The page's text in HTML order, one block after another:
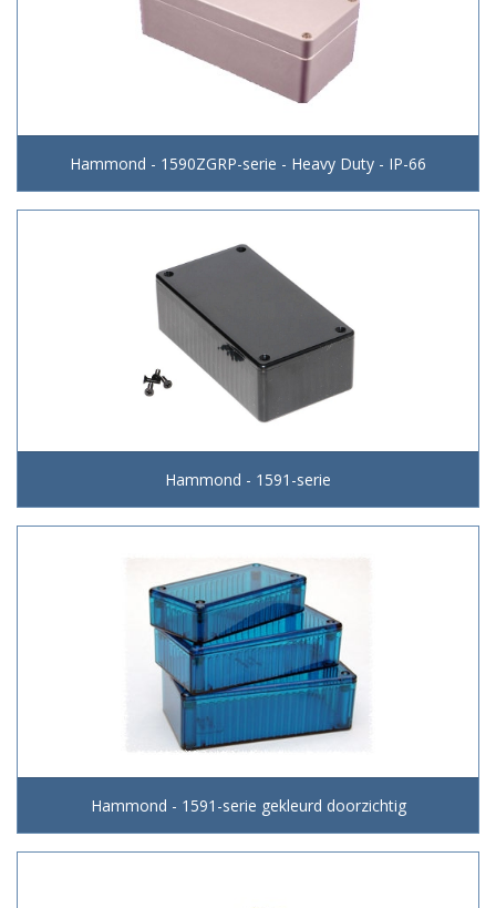
Hammond - 1590ZGRP-serie - Heavy Duty - IP-66
Hammond - 1591-serie
Hammond - 1591-serie gekleurd doorzichtig